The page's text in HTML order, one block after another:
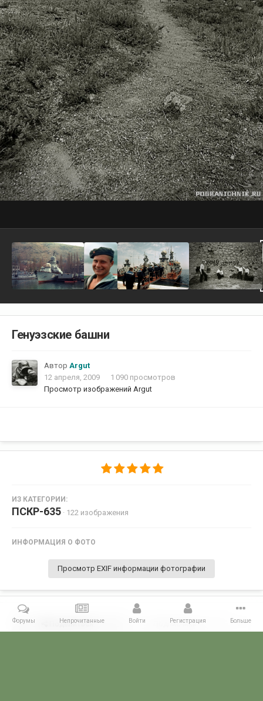
Генуэзские башни
Автор Argut
12 апреля, 2009
1 090 просмотров
Просмотр изображений Argut
ИЗ КАТЕГОРИИ:
ПСКР-635 · 122 изображения
ИНФОРМАЦИЯ О ФОТО
Просмотр EXIF информации фотографии
Поделиться Подписчики 0
Форумы Непрочитанные Войти Регистрация Больше